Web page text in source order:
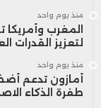
منذ يوم واحد
المغرب
لتعزيز القدرات
منذ يوم واحد
أمازون تدعم
طفرة الذكاء